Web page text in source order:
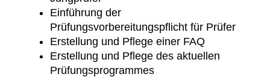
Einführung der
Prüfungsvorbereitungspflicht für Prüfer
Erstellung und Pflege einer FAQ
Erstellung und Pflege des aktuellen
Prüfungsprogrammes